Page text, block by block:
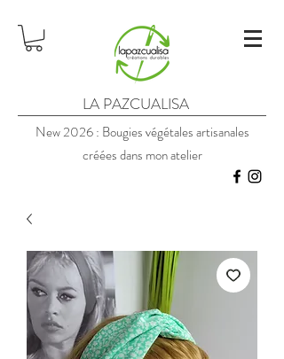
LA PAZCUALISA
New 2026 : Bougies végétales artisanales
créées dans mon atelier